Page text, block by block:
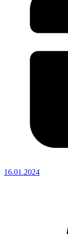
16.01.2024